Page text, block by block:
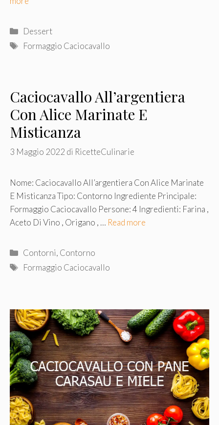
Categorie
Dessert
Tag
Formaggio Caciocavallo
Caciocavallo All’argentiera
Con Alice Marinate E
Misticanza
3 Maggio 2022 di RicetteCulinarie
Nome: Caciocavallo All’argentiera Con Alice Marinate
E Misticanza Tipo: Contorno Ingrediente Principale:
Formaggio Caciocavallo Persone: 4 Ingredienti: Farina ,
Aceto Di Vino , Origano , … Read more
Categorie
Contorni, Contorno
Tag
Formaggio Caciocavallo